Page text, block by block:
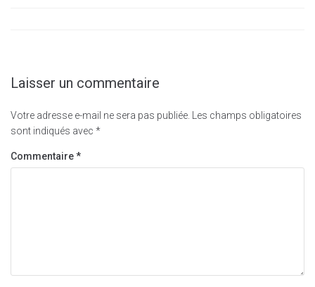
Laisser un commentaire
Votre adresse e-mail ne sera pas publiée.
Les champs obligatoires
sont indiqués avec *
Commentaire*